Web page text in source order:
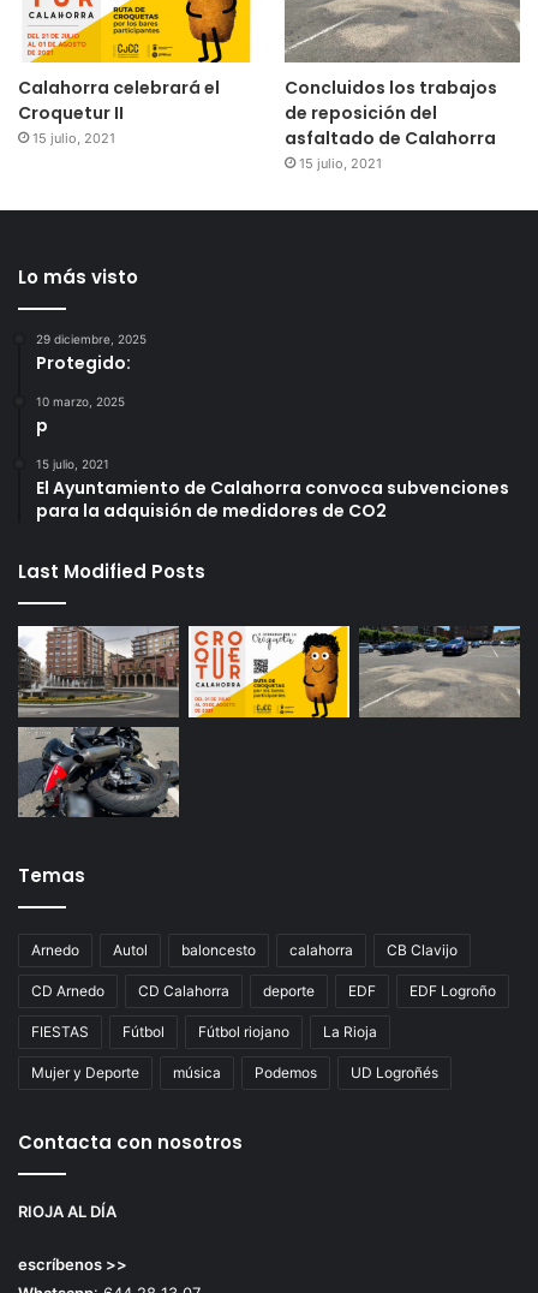
Calahorra celebrará el
Croquetur II
15 julio, 2021
Concluidos los trabajos
de reposición del
asfaltado de Calahorra
15 julio, 2021
Lo más visto
29 diciembre, 2025
Protegido:
10 marzo, 2025
p
15 julio, 2021
El Ayuntamiento de Calahorra convoca subvenciones
para la adquisión de medidores de CO2
Last Modified Posts
Temas
Arnedo Autol baloncesto calahorra CB Clavijo
CD Arnedo CD Calahorra deporte EDF EDF Logroño
FIESTAS Fútbol Fútbol riojano La Rioja
Mujer y Deporte música Podemos UD Logroñés
Contacta con nosotros
RIOJA AL DÍA
escríbenos >>